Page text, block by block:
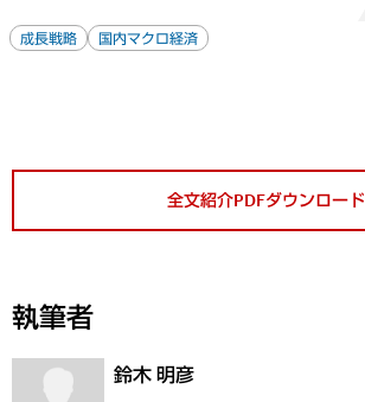
成長戦略 国内マクロ経済
全文紹介PDFダウンロード
執筆者
鈴木 明彦